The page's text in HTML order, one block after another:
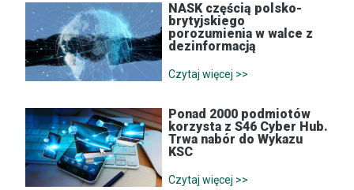
NASK częścią polsko-
brytyjskiego
porozumienia w walce z
dezinformacją
Czytaj więcej >>
Ponad 2000 podmiotów
korzysta z S46 Cyber Hub.
Trwa nabór do Wykazu
KSC
Czytaj więcej >>